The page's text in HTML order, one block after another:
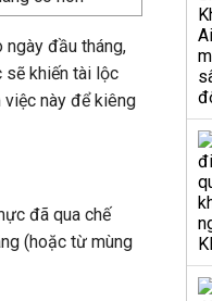
ngày đầu tháng,
sẽ khiến tài lộc
việc này để kiêng
đã qua chế
(hoặc từ mùng